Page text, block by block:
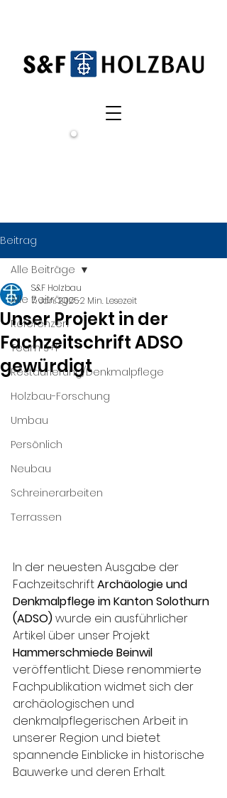
Beitrag
Alle Beiträge
Referenzen
Team S+F
Restaurierung/Denkmalpflege
Holzbau-Forschung
Umbau
Persönlich
Neubau
Schreinerarbeiten
Terrassen
Alle Beiträge
Unser Projekt in der
Fachzeitschrift ADSO
gewürdigt
S&F Holzbau
7. Jan. 20252 Min. Lesezeit
In der neuesten Ausgabe der
Fachzeitschrift Archäologie und
Denkmalpflege im Kanton Solothurn
(ADSO) wurde ein ausführlicher
Artikel über unser Projekt
Hammerschmiede Beinwil
veröffentlicht. Diese renommierte
Fachpublikation widmet sich der
archäologischen und
denkmalpflegerischen Arbeit in
unserer Region und bietet
spannende Einblicke in historische
Bauwerke und deren Erhalt.